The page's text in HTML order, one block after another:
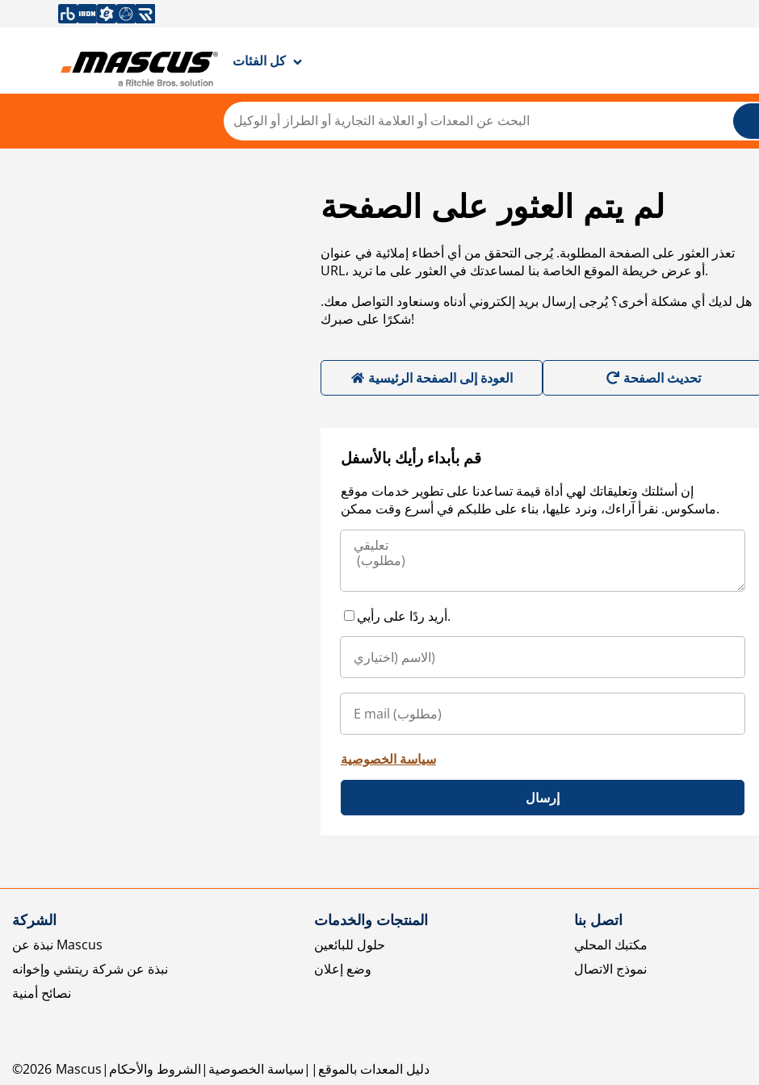
كل الفئات
لم يتم العثور على الصفحة
تعذر العثور على الصفحة المطلوبة. يُرجى التحقق من أي أخطاء إملائية في عنوان
URL، أو عرض خريطة الموقع الخاصة بنا لمساعدتك في العثور على ما تريد.
هل لديك أي مشكلة أخرى؟ يُرجى إرسال بريد إلكتروني أدناه وسنعاود التواصل معك.
شكرًا على صبرك!
العودة إلى الصفحة الرئيسية
قم بأبداء رأيك بالأسفل
إن أسئلتك وتعليقاتك لهي أداة قيمة تساعدنا على تطوير خدمات موقع
ماسكوس. نقرأ آراءك، ونرد عليها، بناء على طلبكم في أسرع وقت ممكن.
أريد ردًا على رأيي.
سياسة الخصوصية
إرسال
الشركة
نبذة عن Mascus
نبذة عن شركة ريتشي وإخوانه
نصائح أمنية
المنتجات والخدمات
حلول للبائعين
وضع إعلان
اتصل بنا
مكتبك المحلي
نموذج الاتصال
©2026 Mascus الشروط والأحكام سياسة الخصوصية دليل المعدات بالموقع